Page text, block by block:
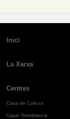
Inici
La Xarxa
Centres
Casa de Cultura
Casal Torreblanca